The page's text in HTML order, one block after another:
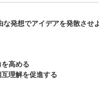
な発想でアイデアを発散させ
高める
理解を促進する